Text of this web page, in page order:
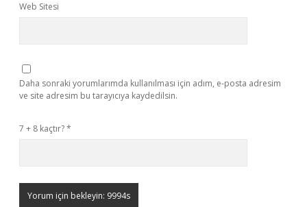
Web Sitesi
Daha sonraki yorumlarımda kullanılması için adım, e-posta adresim
ve site adresim bu tarayıcıya kaydedilsin.
7 + 8 kaçtır?*